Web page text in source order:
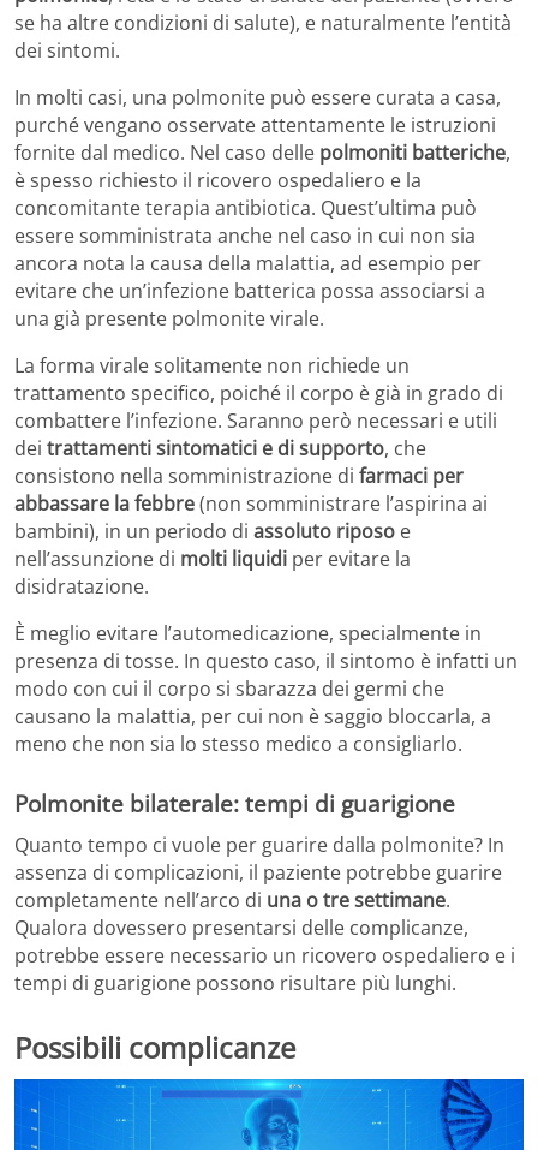
se ha altre condizioni di salute), e naturalmente l’entità
dei sintomi.
In molti casi, una polmonite può essere curata a casa,
purché vengano osservate attentamente le istruzioni
fornite dal medico. Nel caso delle polmoniti batteriche,
è spesso richiesto il ricovero ospedaliero e la
concomitante terapia antibiotica. Quest’ultima può
essere somministrata anche nel caso in cui non sia
ancora nota la causa della malattia, ad esempio per
evitare che un’infezione batterica possa associarsi a
una già presente polmonite virale.
La forma virale solitamente non richiede un
trattamento specifico, poiché il corpo è già in grado di
combattere l’infezione. Saranno però necessari e utili
dei trattamenti sintomatici e di supporto, che
consistono nella somministrazione di farmaci per
abbassare la febbre(non somministrare l’aspirina ai
bambini), in un periodo di assoluto riposo e
nell’assunzione di molti liquidi per evitare la
disidratazione.
È meglio evitare l’automedicazione, specialmente in
presenza di tosse. In questo caso, il sintomo è infatti un
modo con cui il corpo si sbarazza dei germi che
causano la malattia, per cui non è saggio bloccarla, a
meno che non sia lo stesso medico a consigliarlo.
Polmonite bilaterale: tempi di guarigione
Quanto tempo ci vuole per guarire dalla polmonite? In
assenza di complicazioni, il paziente potrebbe guarire
completamente nell’arco di una o tre settimane.
Qualora dovessero presentarsi delle complicanze,
potrebbe essere necessario un ricovero ospedaliero e i
tempi di guarigione possono risultare più lunghi.
Possibili complicanze